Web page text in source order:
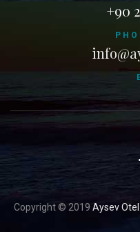
+90
Copyright © 2019 Aysev Otel